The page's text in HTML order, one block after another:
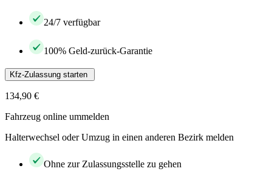
24/7 verfügbar
100% Geld-zurück-Garantie
Kfz-Zulassung starten
134,90 €
Fahrzeug online ummelden
Halterwechsel oder Umzug in einen anderen Bezirk melden
Ohne zur Zulassungsstelle zu gehen